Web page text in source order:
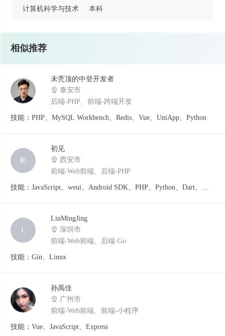
计算机科学与技术
本科
相似推荐
未秃顶的中登开发者
泰安市
后端-PHP、前端-跨端开发
技能：PHP、MySQL Workbench、Redis、Vue、UniApp、Python
初
初见
西安市
前端-Web前端、后端-PHP
技能：JavaScript、weui、Android SDK、PHP、Python、Dart、
L
LinMingJing
深圳市
前端-Web前端、后端-Go
技能：Gin、Linux
孙禹佳
广州市
前端-Web前端、前端-小程序
技能：Vue、JavaScript、Express